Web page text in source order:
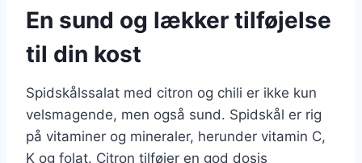
En sund og lækker tilføjelse
til din kost
Spidskålssalat med citron og chili er ikke kun
velsmagende, men også sund. Spidskål er rig
på vitaminer og mineraler, herunder vitamin C,
K og folat. Citron tilføjer en god dosis